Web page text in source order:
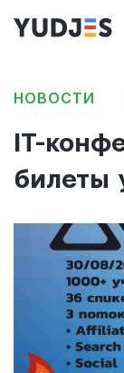
НОВОСТИ
IT-
билеты